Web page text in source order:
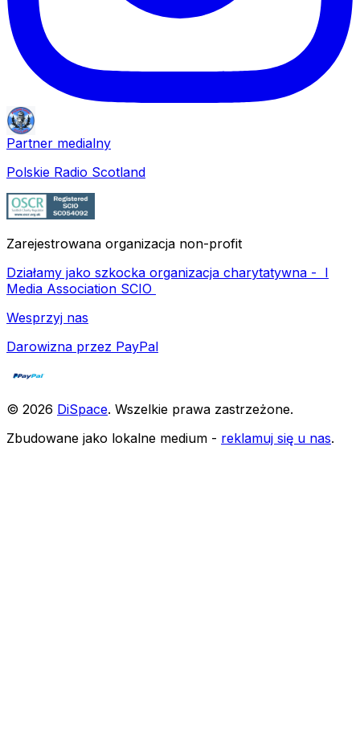
Partner medialny
Polskie Radio Scotland
Zarejestrowana organizacja non-profit
Działamy jako szkocka organizacja charytatywna - I
Media Association SCIO
Wesprzyj nas
Darowizna przez PayPal
© 2026 DiSpace. Wszelkie prawa zastrzeżone.
Zbudowane jako lokalne medium - reklamuj się u nas.